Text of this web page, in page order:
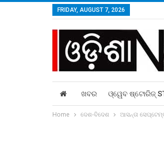
FRIDAY, AUGUST 7, 2026
ଖବର ଓ୍ୱେବ ଷ୍ଟୋରିଜ୍‌
Home ଦେଶ-ବିଦେଶ ଆସନ୍ତା